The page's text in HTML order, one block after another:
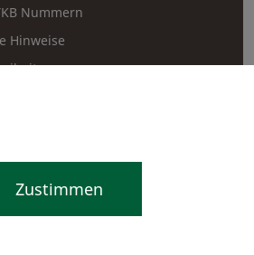
Nummern
Hinweise
Zustimmen